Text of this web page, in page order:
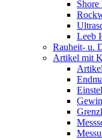
Leeb
Rauheit- u.
Artikel mit